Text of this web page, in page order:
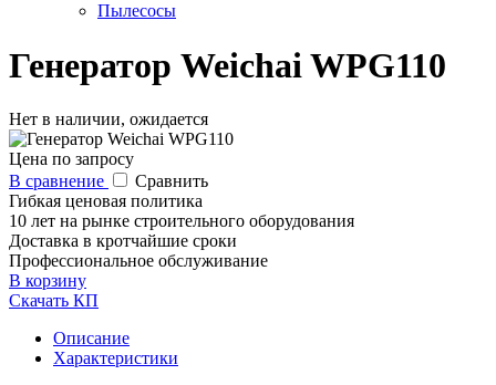
Пылесосы
Генератор Weichai WPG110
Нет в наличии, ожидается
Цена по запросу
В сравнение
Сравнить
Гибкая ценовая политика
10 лет на рынке строительного оборудования
Доставка в кротчайшие сроки
Профессиональное обслуживание
В корзину
Скачать КП
Описание
Характеристики